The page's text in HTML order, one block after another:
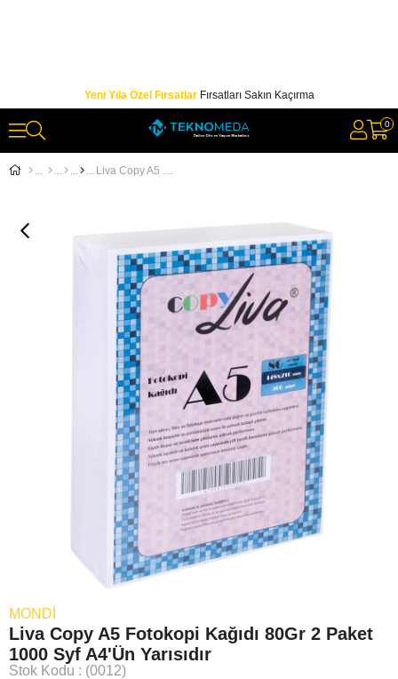
Yeni Yıla Özel FırsatlarFırsatları Sakın Kaçırma
0
Liva Copy A5 Fotokopi Kağıdı 80Gr 2 Paket 1000 Syf A4'Ün Yarısıdır
MONDI
Liva Copy A5 Fotokopi Kağıdı 80Gr 2 Paket
1000 Syf A4'Ün Yarısıdır
Stok Kodu (0012)